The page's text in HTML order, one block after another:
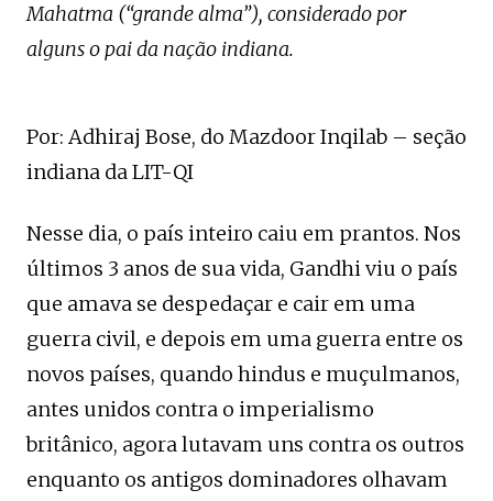
Mahatma (“grande alma”), considerado por
alguns o pai da nação indiana.
Por: Adhiraj Bose, do Mazdoor Inqilab – seção
indiana da LIT-QI
Nesse dia, o país inteiro caiu em prantos. Nos
últimos 3 anos de sua vida, Gandhi viu o país
que amava se despedaçar e cair em uma
guerra civil, e depois em uma guerra entre os
novos países, quando hindus e muçulmanos,
antes unidos contra o imperialismo
britânico, agora lutavam uns contra os outros
enquanto os antigos dominadores olhavam